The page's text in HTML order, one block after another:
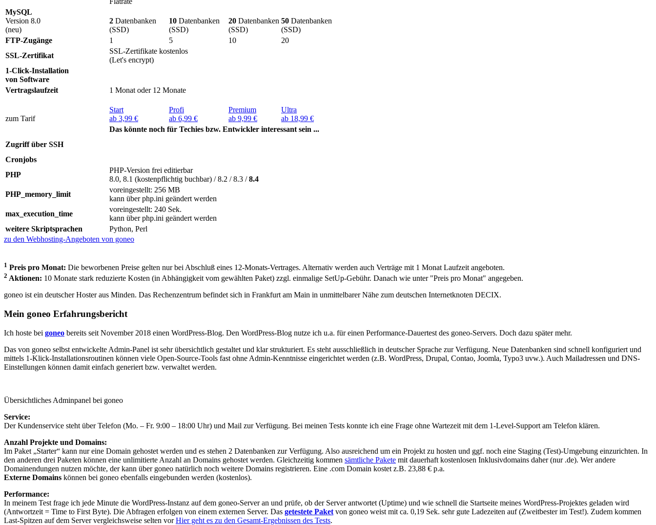
MySQL
Version 8.0
(neu)
2 Datenbanken
(SSD)
10 Datenbanken
(SSD)
20 Datenbanken
(SSD)
50 Datenbanken
(SSD)
FTP-Zugänge
1 5 10
20
SSL-Zertifikat
SSL-Zertifikate kostenlos
(Let's encrypt)
1-Click-Installation
von Software
Vertragslaufzeit
1 Monat oder 12 Monate
zum Tarif
Start
ab 3,99 €
Profi
ab 6,99 €
Premium
ab 9,99 €
Ultra
ab 18,99 €
Das könnte noch für Techies bzw. Entwickler interessant sein ...
Zugriff über SSH
Cronjobs
PHP
PHP-Version frei editierbar
8.0, 8.1 (kostenpflichtig buchbar) / 8.2 / 8.3 /8.4
PHP_memory_limit
voreingestellt: 256 MB
kann über php.ini geändert werden
max_execution_time
voreingestellt: 240 Sek.
kann über php.ini geändert werden
weitere Skriptsprachen
Python, Perl
zu den Webhosting-Angeboten von goneo
1 Preis pro Monat: Die beworbenen Preise gelten nur bei Abschluß eines 12-Monats-Vertrages. Alternativ werden auch Verträge mit 1 Monat Laufzeit angeboten.
2 Aktionen: 10 Monate stark reduzierte Kosten (in Abhängigkeit vom gewählten Paket) zzgl. einmalige SetUp-Gebühr. Danach wie unter "Preis pro Monat" angegeben.
goneo ist ein deutscher Hoster aus Minden. Das Rechenzentrum befindet sich in Frankfurt am Main in unmittelbarer Nähe zum deutschen Internetknoten DECIX.
Mein goneo Erfahrungsbericht
Ich hoste bei goneo bereits seit November 2018 einen WordPress-Blog. Den WordPress-Blog nutze ich u.a. für einen Performance-Dauertest des goneo-Servers. Doch dazu später mehr.
Das von goneo selbst entwickelte Admin-Panel ist sehr übersichtlich gestaltet und klar strukturiert. Es steht ausschließlich in deutscher Sprache zur Verfügung. Neue Datenbanken sind schnell konfiguriert und
mittels 1-Klick-Installationsroutinen können viele Open-Source-Tools fast ohne Admin-Kenntnisse eingerichtet werden (z.B. WordPress, Drupal, Contao, Joomla, Typo3 uvw.). Auch Mailadressen und DNS-
Einstellungen können damit einfach generiert bzw. verwaltet werden.
Übersichtliches Adminpanel bei goneo
Service:
Der Kundenservice steht über Telefon (Mo. – Fr. 9:00 – 18:00 Uhr) und Mail zur Verfügung. Bei meinen Tests konnte ich eine Frage ohne Wartezeit mit dem 1-Level-Support am Telefon klären.
Anzahl Projekte und Domains:
Im Paket „Starter“ kann nur eine Domain gehostet werden und es stehen 2 Datenbanken zur Verfügung. Also ausreichend um ein Projekt zu hosten und ggf. noch eine Staging (Test)-Umgebung einzurichten. In
den anderen drei Paketen können eine unlimitierte Anzahl an Domains gehostet werden. Gleichzeitig kommen sämtliche Pakete mit dauerhaft kostenlosen Inklusivdomains daher (nur .de). Wer andere
Domainendungen nutzen möchte, der kann über goneo natürlich noch weitere Domains registrieren. Eine .com Domain kostet z.B. 23,88 € p.a.
Externe Domains können bei goneo ebenfalls eingebunden werden (kostenlos).
Performance:
In meinem Test frage ich jede Minute die WordPress-Instanz auf dem goneo-Server an und prüfe, ob der Server antwortet (Uptime) und wie schnell die Startseite meines WordPress-Projektes geladen wird
(Antwortzeit = Time to First Byte). Die Abfragen erfolgen von einem externen Server. Das getestete Paket von goneo weist mit ca. 0,19 Sek. sehr gute Ladezeiten auf (Zweitbester im Test!). Zudem kommen
Last-Spitzen auf dem Server vergleichsweise selten vorHier geht es zu den Gesamt-Ergebnissen des Tests.